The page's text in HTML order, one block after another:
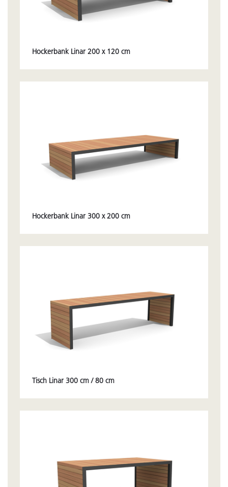
Hockerbank Linar 200 x 120 cm
Hockerbank Linar 300 x 200 cm
Tisch Linar 300 cm / 80 cm